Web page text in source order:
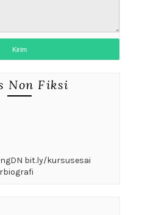
Non Fiksi
bit.ly/kursusesai